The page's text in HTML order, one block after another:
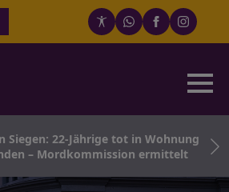
22-Jährige tot in Wohnung
– Mordkommission ermittelt